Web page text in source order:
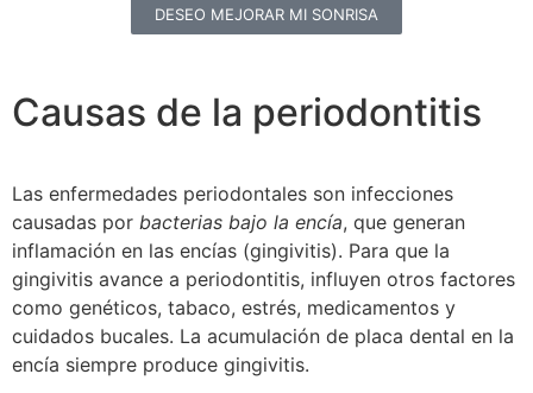
DESEO MEJORAR MI SONRISA
Causas de la periodontitis
Las enfermedades periodontales son infecciones
causadas por bacterias bajo la encía, que generan
inflamación en las encías (gingivitis). Para que la
gingivitis avance a periodontitis, influyen otros factores
como genéticos, tabaco, estrés, medicamentos y
cuidados bucales. La acumulación de placa dental en la
encía siempre produce gingivitis.